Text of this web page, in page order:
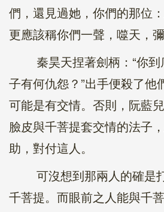
們，還見過她，你們的那位
更應該稱你們一聲，噬天，
秦昊天捏著劍柄：“你到
子有何仇怨？”出手便殺了他
可能是有交情。否則，阮藍
臉皮與千菩提套交情的法子
助，對付這人。
可沒想到那兩人的確是
千菩提。而眼前之人能與千